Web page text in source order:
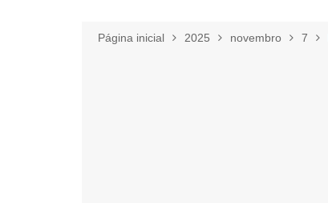
Página inicial 2025 novembro 7